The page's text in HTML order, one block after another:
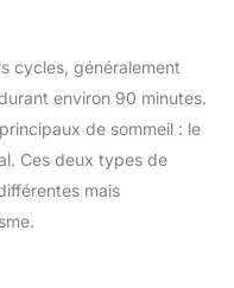
cycles, généralement
environ 90 minutes.
de sommeil : le
Ces deux types de
mais